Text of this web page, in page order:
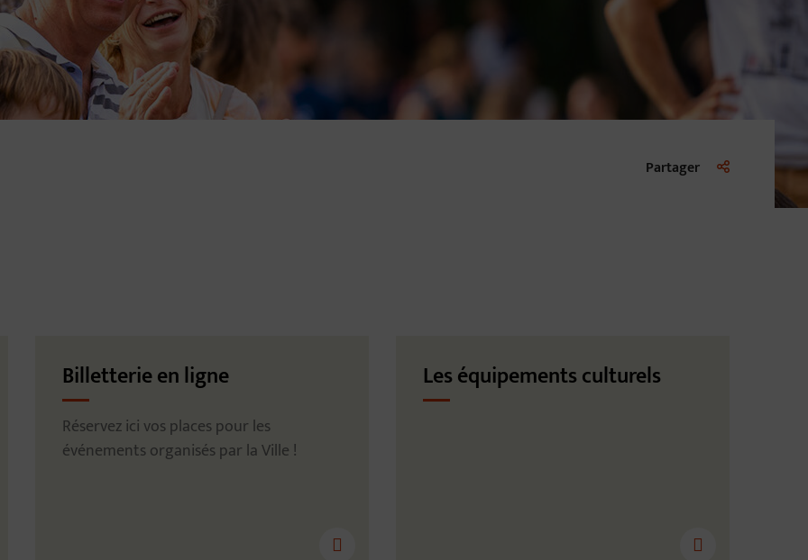
Partager Liste des liens
Billetterie en ligne
Réservez ici vos places pour les
événements organisés par la Ville !
Les équipements culturels